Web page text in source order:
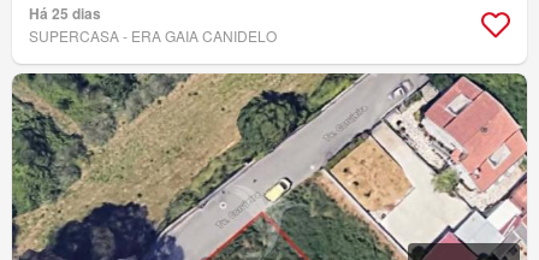
Há 25 dias
SUPERCASA - ERA GAIA CANIDELO